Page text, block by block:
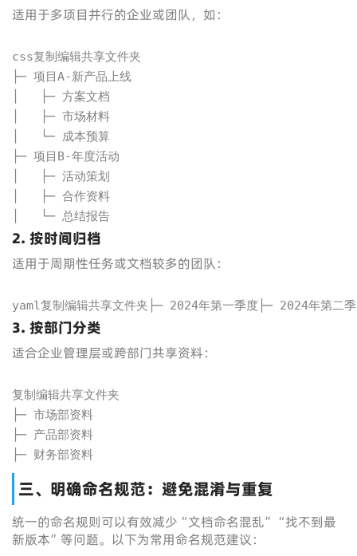
适用于多项目并行的企业或团队，如：
css复制编辑共享文件夹
├─ 项目A-新产品上线
│   ├─ 方案文档
│   ├─ 市场材料
│   └─ 成本预算
├─ 项目B-年度活动
│   ├─ 活动策划
│   ├─ 合作资料
│   └─ 总结报告
2. 按时间归档
适用于周期性任务或文档较多的团队：
yaml复制编辑共享文件夹├─ 2024年第一季度├─ 2024年第二
3. 按部门分类
适合企业管理层或跨部门共享资料：
复制编辑共享文件夹
├─ 市场部资料
├─ 产品部资料
├─ 财务部资料
三、明确命名规范：避免混淆与重复
统一的命名规则可以有效减少“文档命名混乱”“找不到最
新版本”等问题。以下为常用命名规范建议：